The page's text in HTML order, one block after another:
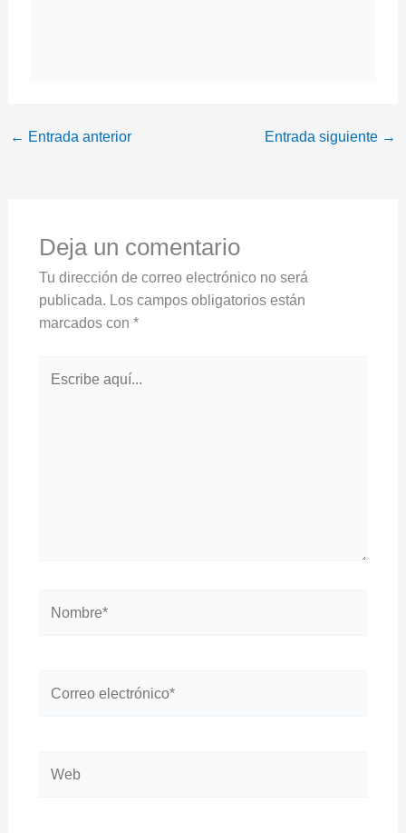
← Entrada anterior Entrada siguiente →
Deja un comentario
Tu dirección de correo electrónico no será
publicada. Los campos obligatorios están
marcados con *
aquí...
electrónico*